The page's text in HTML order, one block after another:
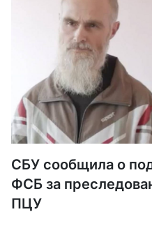
СБУ сообщила о
ФСБ за
ПЦУ